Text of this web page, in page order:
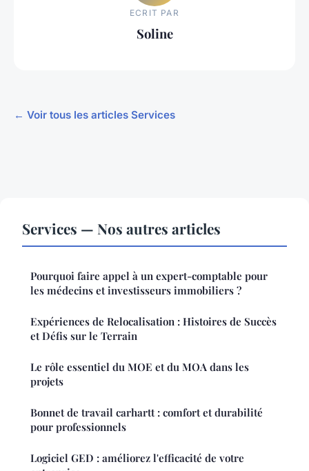
ECRIT PAR
Soline
← Voir tous les articles Services
Services — Nos autres articles
Pourquoi faire appel à un expert-comptable pour
les médecins et investisseurs immobiliers ?
Expériences de Relocalisation : Histoires de Succès
et Défis sur le Terrain
Le rôle essentiel du MOE et du MOA dans les
projets
Bonnet de travail carhartt : comfort et durabilité
pour professionnels
Logiciel GED : améliorez l'efficacité de votre